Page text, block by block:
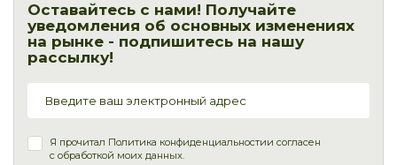
Оставайтесь с нами! Получайте
уведомления об основных изменениях
на рынке - подпишитесь на нашу
рассылку!
Я прочитал Политика конфиденциальностии согласен
с обработкой моих данных.